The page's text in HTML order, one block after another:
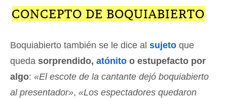
CONCEPTO DE BOQUIABIERTO
Boquiabierto también se le dice al sujeto que
queda sorprendido, atónito o estupefacto por
algo: «El escote de la cantante dejó boquiabierto
al presentador», «Los espectadores quedaron